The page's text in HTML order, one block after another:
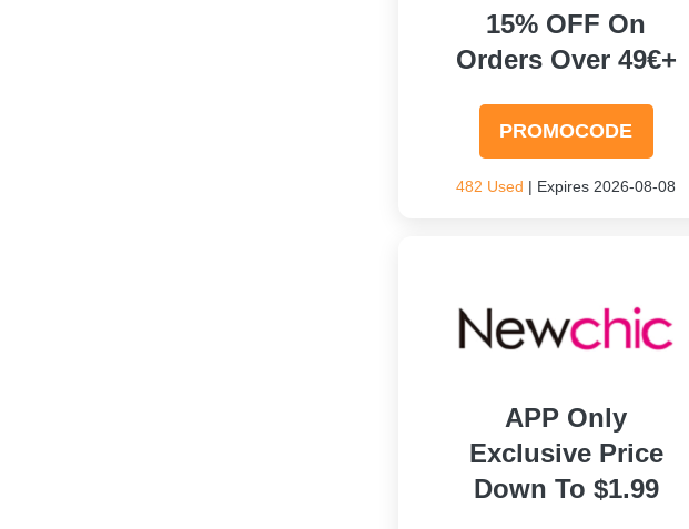
15% OFF On
Orders Over 49€+
PROMOCODE
482 Used | Expires 2026-08-08
APP Only
Exclusive Price
Down To $1.99